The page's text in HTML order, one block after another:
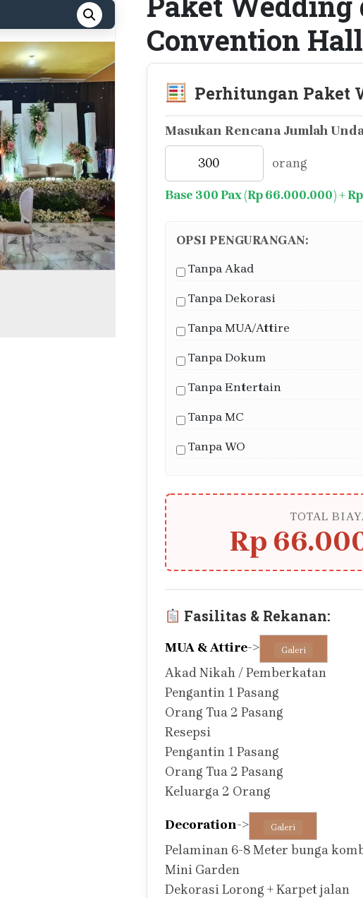
Convention
Perhitungan Paket
Masukan Rencana Jumlah
orang
Base 300 Pax (Rp 66.000.000) +
OPSI PENGURANGAN:
Tanpa Akad
Tanpa Dekorasi
Tanpa MUA/Attire
Tanpa Dokum
Tanpa Entertain
Tanpa MC
Tanpa WO
TOTAL
Rp
Fasilitas & Rekanan:
MUA & Attire-> Galeri
Akad Nikah / Pemberkatan
Pengantin 1 Pasang
Orang Tua 2 Pasang
Resepsi
Pengantin 1 Pasang
Orang Tua 2 Pasang
Keluarga 2 Orang
Decoration-> Galeri
Pelaminan 6-8 Meter bunga
Mini Garden
Dekorasi Lorong + Karpet jalan